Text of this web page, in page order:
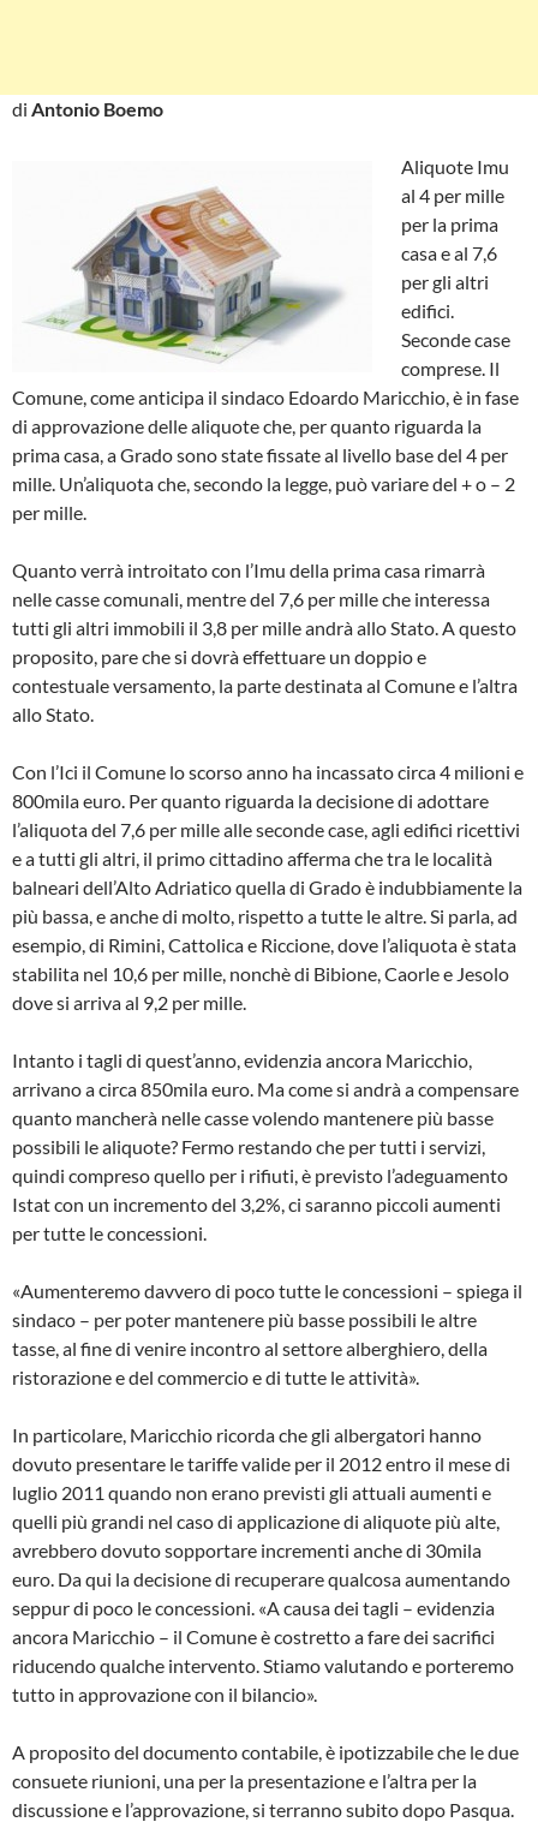
di Antonio Boemo
Aliquote Imu
al 4 per mille
per la prima
casa e al 7,6
per gli altri
edifici.
Seconde case
comprese. Il
Comune, come anticipa il sindaco Edoardo Maricchio, è in fase
di approvazione delle aliquote che, per quanto riguarda la
prima casa, a Grado sono state fissate al livello base del 4 per
mille. Un’aliquota che, secondo la legge, può variare del + o – 2
per mille.
Quanto verrà introitato con l’Imu della prima casa rimarrà
nelle casse comunali, mentre del 7,6 per mille che interessa
tutti gli altri immobili il 3,8 per mille andrà allo Stato. A questo
proposito, pare che si dovrà effettuare un doppio e
contestuale versamento, la parte destinata al Comune e l’altra
allo Stato.
Con l’Ici il Comune lo scorso anno ha incassato circa 4 milioni e
800mila euro. Per quanto riguarda la decisione di adottare
l’aliquota del 7,6 per mille alle seconde case, agli edifici ricettivi
e a tutti gli altri, il primo cittadino afferma che tra le località
balneari dell’Alto Adriatico quella di Grado è indubbiamente la
più bassa, e anche di molto, rispetto a tutte le altre. Si parla, ad
esempio, di Rimini, Cattolica e Riccione, dove l’aliquota è stata
stabilita nel 10,6 per mille, nonchè di Bibione, Caorle e Jesolo
dove si arriva al 9,2 per mille.
Intanto i tagli di quest’anno, evidenzia ancora Maricchio,
arrivano a circa 850mila euro. Ma come si andrà a compensare
quanto mancherà nelle casse volendo mantenere più basse
possibili le aliquote? Fermo restando che per tutti i servizi,
quindi compreso quello per i rifiuti, è previsto l’adeguamento
Istat con un incremento del 3,2%, ci saranno piccoli aumenti
per tutte le concessioni.
«Aumenteremo davvero di poco tutte le concessioni – spiega il
sindaco – per poter mantenere più basse possibili le altre
tasse, al fine di venire incontro al settore alberghiero, della
ristorazione e del commercio e di tutte le attività».
In particolare, Maricchio ricorda che gli albergatori hanno
dovuto presentare le tariffe valide per il 2012 entro il mese di
luglio 2011 quando non erano previsti gli attuali aumenti e
quelli più grandi nel caso di applicazione di aliquote più alte,
avrebbero dovuto sopportare incrementi anche di 30mila
euro. Da qui la decisione di recuperare qualcosa aumentando
seppur di poco le concessioni. «A causa dei tagli – evidenzia
ancora Maricchio – il Comune è costretto a fare dei sacrifici
riducendo qualche intervento. Stiamo valutando e porteremo
tutto in approvazione con il bilancio».
A proposito del documento contabile, è ipotizzabile che le due
consuete riunioni, una per la presentazione e l’altra per la
discussione e l’approvazione, si terranno subito dopo Pasqua.